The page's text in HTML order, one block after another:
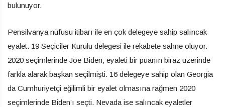
bulunuyor.
Pensilvanya nüfusu itibarı ile en çok delegeye sahip salıncak
eyalet. 19 Seçiciler Kurulu delegesi ile rekabete sahne oluyor.
2020 seçimlerinde Joe Biden, eyaleti bir puanın biraz üzerinde
farkla alarak başkan seçilmişti. 16 delegeye sahip olan Georgia
da Cumhuriyetçi eğilimli bir eyalet olmasına rağmen 2020
seçimlerinde Biden’ı seçti. Nevada ise salıncak eyaletler